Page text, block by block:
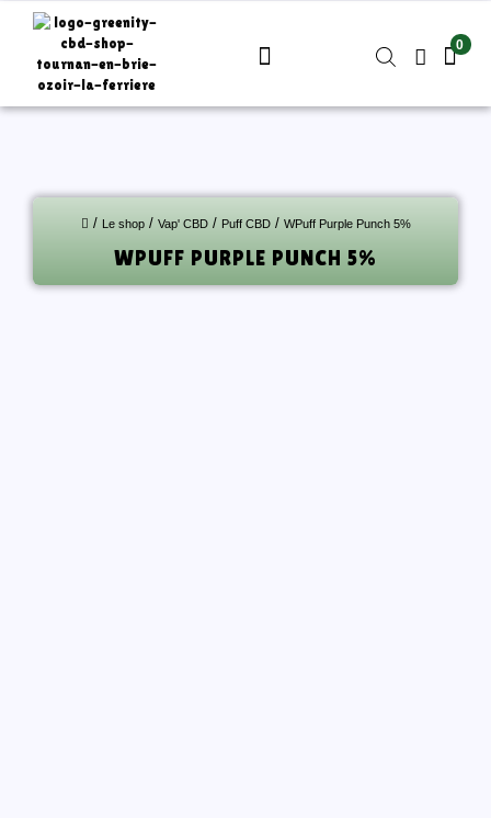
/ Le shop/ Vap' CBD/ Puff CBD/ WPuff Purple Punch 5%
WPUFF PURPLE PUNCH 5%